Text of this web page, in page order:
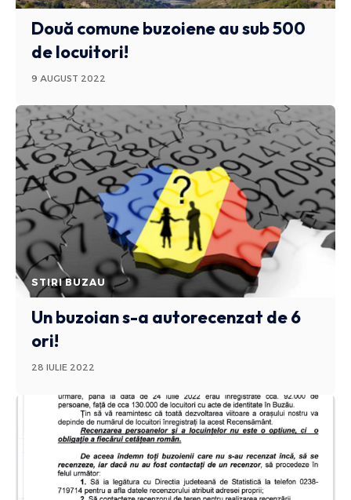
Două comune buzoiene au sub 500
de locuitori!
9 AUGUST 2022
STIRI BUZAU
Un buzoian s-a autorecenzat de 6
ori!
28 IULIE 2022